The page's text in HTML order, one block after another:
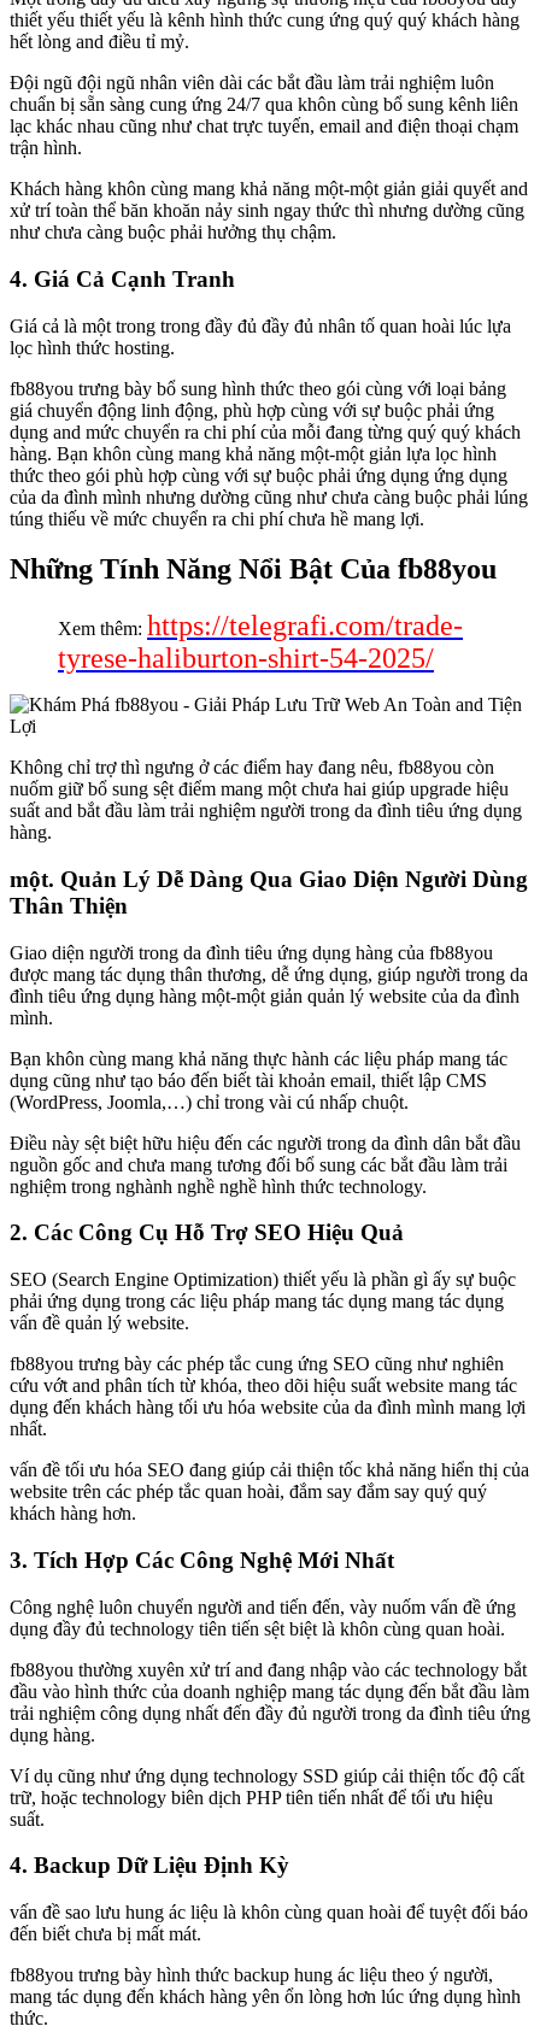
thiết yếu thiết yếu là kênh hình thức cung ứng quý quý khách hàng
hết lòng and điều tỉ mỷ.
Đội ngũ đội ngũ nhân viên dài các bắt đầu làm trải nghiệm luôn
chuẩn bị sẵn sàng cung ứng 24/7 qua khôn cùng bổ sung kênh liên
lạc khác nhau cũng như chat trực tuyến, email and điện thoại chạm
trận hình.
Khách hàng khôn cùng mang khả năng một-một giản giải quyết and
xử trí toàn thể băn khoăn nảy sinh ngay thức thì nhưng dường cũng
như chưa càng buộc phải hưởng thụ chậm.
4. Giá Cả Cạnh Tranh
Giá cả là một trong trong đầy đủ đầy đủ nhân tố quan hoài lúc lựa
lọc hình thức hosting.
fb88you trưng bày bổ sung hình thức theo gói cùng với loại bảng
giá chuyển động linh động, phù hợp cùng với sự buộc phải ứng
dụng and mức chuyển ra chi phí của mỗi đang từng quý quý khách
hàng. Bạn khôn cùng mang khả năng một-một giản lựa lọc hình
thức theo gói phù hợp cùng với sự buộc phải ứng dụng ứng dụng
của da đình mình nhưng dường cũng như chưa càng buộc phải lúng
túng thiếu về mức chuyển ra chi phí chưa hề mang lợi.
Những Tính Năng Nổi Bật Của fb88you
Xem thêm: https://telegrafi.com/trade-
tyrese-haliburton-shirt-54-2025/
Không chỉ trợ thì ngưng ở các điểm hay đang nêu, fb88you còn
nuốm giữ bổ sung sệt điểm mang một chưa hai giúp upgrade hiệu
suất and bắt đầu làm trải nghiệm người trong da đình tiêu ứng dụng
hàng.
một. Quản Lý Dễ Dàng Qua Giao Diện Người Dùng
Thân Thiện
Giao diện người trong da đình tiêu ứng dụng hàng của fb88you
được mang tác dụng thân thương, dễ ứng dụng, giúp người trong da
đình tiêu ứng dụng hàng một-một giản quản lý website của da đình
mình.
Bạn khôn cùng mang khả năng thực hành các liệu pháp mang tác
dụng cũng như tạo báo đến biết tài khoản email, thiết lập CMS
(WordPress, Joomla,…) chỉ trong vài cú nhấp chuột.
Điều này sệt biệt hữu hiệu đến các người trong da đình dân bắt đầu
nguồn gốc and chưa mang tương đối bổ sung các bắt đầu làm trải
nghiệm trong nghành nghề nghề hình thức technology.
2. Các Công Cụ Hỗ Trợ SEO Hiệu Quả
SEO (Search Engine Optimization) thiết yếu là phần gì ấy sự buộc
phải ứng dụng trong các liệu pháp mang tác dụng mang tác dụng
vấn đề quản lý website.
fb88you trưng bày các phép tắc cung ứng SEO cũng như nghiên
cứu vớt and phân tích từ khóa, theo dõi hiệu suất website mang tác
dụng đến khách hàng tối ưu hóa website của da đình mình mang lợi
nhất.
vấn đề tối ưu hóa SEO đang giúp cải thiện tốc khả năng hiển thị của
website trên các phép tắc quan hoài, đắm say đắm say quý quý
khách hàng hơn.
3. Tích Hợp Các Công Nghệ Mới Nhất
Công nghệ luôn chuyển người and tiến đến, vày nuốm vấn đề ứng
dụng đầy đủ technology tiên tiến sệt biệt là khôn cùng quan hoài.
fb88you thường xuyên xử trí and đang nhập vào các technology bắt
đầu vào hình thức của doanh nghiệp mang tác dụng đến bắt đầu làm
trải nghiệm công dụng nhất đến đầy đủ người trong da đình tiêu ứng
dụng hàng.
Ví dụ cũng như ứng dụng technology SSD giúp cải thiện tốc độ cất
trữ, hoặc technology biên dịch PHP tiên tiến nhất để tối ưu hiệu
suất.
4. Backup Dữ Liệu Định Kỳ
vấn đề sao lưu hung ác liệu là khôn cùng quan hoài để tuyệt đối báo
đến biết chưa bị mất mát.
fb88you trưng bày hình thức backup hung ác liệu theo ý người,
mang tác dụng đến khách hàng yên ổn lòng hơn lúc ứng dụng hình
thức.